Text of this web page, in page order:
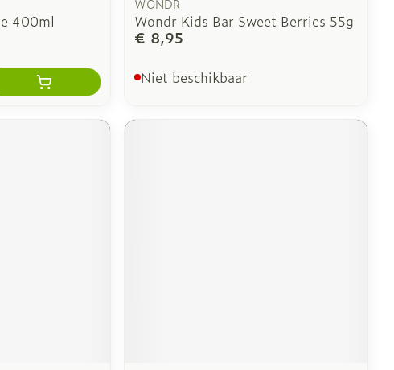
400ml
WONDR
Wondr Kids Bar Sweet Berries 55g
€ 8,95
Niet beschikbaar